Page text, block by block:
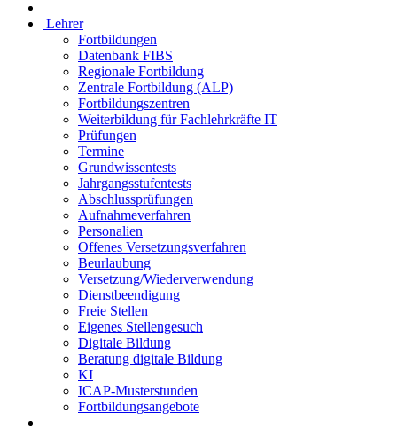
Lehrer
Fortbildungen
Datenbank FIBS
Regionale Fortbildung
Zentrale Fortbildung (ALP)
Fortbildungszentren
Weiterbildung für Fachlehrkräfte IT
Prüfungen
Termine
Grundwissentests
Jahrgangsstufentests
Abschlussprüfungen
Aufnahmeverfahren
Personalien
Offenes Versetzungsverfahren
Beurlaubung
Versetzung/Wiederverwendung
Dienstbeendigung
Freie Stellen
Eigenes Stellengesuch
Digitale Bildung
Beratung digitale Bildung
KI
ICAP-Musterstunden
Fortbildungsangebote